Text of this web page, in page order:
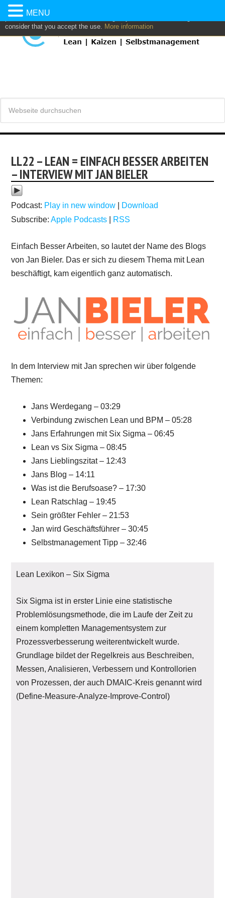
This website uses own and/or third parties cookies to: analyze,
personalize content and/or advertising. If you continue browsing, we
consider that you accept the use. More information
LL22 – LEAN = EINFACH BESSER ARBEITEN
– INTERVIEW MIT JAN BIELER
Podcast: Play in new window
Download
Subscribe:Apple Podcasts RSS
Einfach Besser Arbeiten, so lautet der Name des Blogs
von Jan Bieler. Das er sich zu diesem Thema mit Lean
beschäftigt, kam eigentlich ganz automatisch.
In dem Interview mit Jan sprechen wir über folgende
Themen:
Jans Werdegang – 03:29
Verbindung zwischen Lean und BPM – 05:28
Jans Erfahrungen mit Six Sigma – 06:45
Lean vs Six Sigma – 08:45
Jans Lieblingszitat – 12:43
Jans Blog – 14:11
Was ist die Berufsoase? – 17:30
Lean Ratschlag – 19:45
Sein größter Fehler – 21:53
Jan wird Geschäftsführer – 30:45
Selbstmanagement Tipp – 32:46
Lean Lexikon – Six Sigma
Six Sigma ist in erster Linie eine statistische
Problemlösungsmethode, die im Laufe der Zeit zu
einem kompletten Managementsystem zur
Prozessverbesserung weiterentwickelt wurde.
Grundlage bildet der Regelkreis aus Beschreiben,
Messen, Analisieren, Verbessern und Kontrollorien
von Prozessen, der auch DMAIC-Kreis genannt wird
(Define-Measure-Analyze-Improve-Control)
MENU